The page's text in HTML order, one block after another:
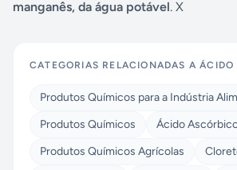
manganês, da água potável. X
CATEGORIAS RELACIONADAS AÁCIDO
Produtos Químicos para a Indústria
Produtos Químicos
Ácido
Produtos Químicos Agrícolas